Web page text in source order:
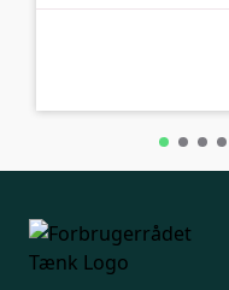
A-kolbe